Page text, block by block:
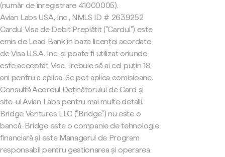
(număr de înregistrare 41000005).
Avian Labs USA, Inc., NMLS ID # 2639252
Cardul Visa de Debit Preplătit ("Cardul") este
emis de Lead Bank în baza licenței acordate
de Visa U.S.A. Inc. și poate fi utilizat oriunde
este acceptat Visa. Trebuie să ai cel puțin 18
ani pentru a aplica. Se pot aplica comisioane.
Consultă Acordul Deținătorului de Card și
site-ul Avian Labs pentru mai multe detalii.
Bridge Ventures LLC ("Bridge") nu este o
bancă. Bridge este o companie de tehnologie
financiară și este Managerul de Program
responsabil pentru gestionarea și operarea